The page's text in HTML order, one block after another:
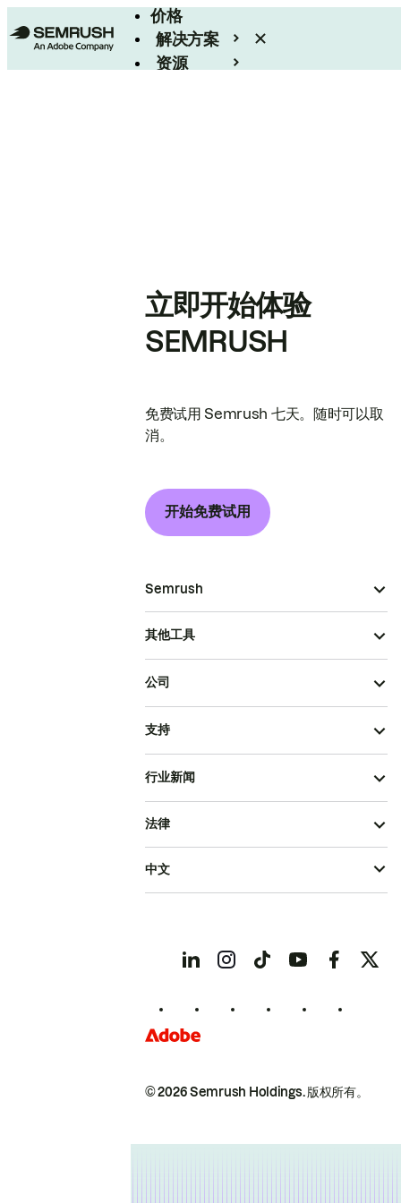
价格
解决方案
资源
立即开始体验
SEMRUSH
免费试用 Semrush 七天。随时可以取
消。
开始免费试用
Semrush
其他工具
公司
支持
行业新闻
© 2026 Semrush Holdings.版权所有。
法律
中文